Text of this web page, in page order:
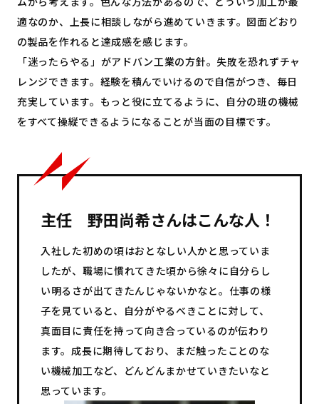
適なのか、上長に相談しながら進めていきます。図面どおり
の製品を作れると達成感を感じます。
「迷ったらやる」がアドバン工業の方針。失敗を恐れずチャ
レンジできます。経験を積んでいけるので自信がつき、毎日
充実しています。もっと役に立てるように、自分の班の機械
をすべて操縦できるようになることが当面の目標です。
主任 野田尚希さんはこんな人！
入社した初めの頃はおとなしい人かと思っていま
したが、職場に慣れてきた頃から徐々に自分らし
い明るさが出てきたんじゃないかなと。仕事の様
子を見ていると、自分がやるべきことに対して、
真面目に責任を持って向き合っているのが伝わり
ます。成長に期待しており、まだ触ったことのな
い機械加工など、どんどんまかせていきたいなと
思っています。